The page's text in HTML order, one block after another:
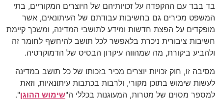
בד בבד עם ההקפדה על זכויותיהם של היוצרים המקוריים, בתי
המשפט מכירים גם בחשיבות עבודתם של העיתונאים, אשר
מופקדים על הפצת חדשות ומידע לתושבי המדינה, ומשכך קיימת
חשיבות ציבורית ניכרת בלאפשר לכל תושב להיחשף לחומר זה
ולהביע ביקורת, מה שמהווה עיקרון הבסיס של הדמוקרטיה.
מסיבה זו, חוק זכויות יוצרים מכיר בזכותו של כל תושב במדינה
לעשות שימוש בתוכן מקורי, ולרבות בכתבות עיתונאיות, וזאת
למספר מסוים של מטרות, המעוגנות בכללי ה"שימוש ההוגן".